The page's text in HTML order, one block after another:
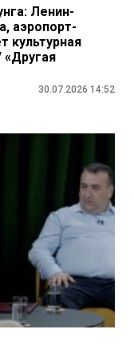
Ленин-
аэропорт-
культурная
«Другая
30.07.2026 14:52